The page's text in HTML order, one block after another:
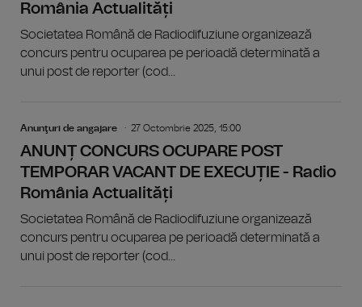
România Actualități
Societatea Română de Radiodifuziune organizează
concurs pentru ocuparea pe perioadă determinată a
unui post de reporter (cod...
Anunţuri de angajare 27 Octombrie 2025, 15:00
ANUNȚ CONCURS OCUPARE POST
TEMPORAR VACANT DE EXECUȚIE - Radio
România Actualități
Societatea Română de Radiodifuziune organizează
concurs pentru ocuparea pe perioadă determinată a
unui post de reporter (cod...